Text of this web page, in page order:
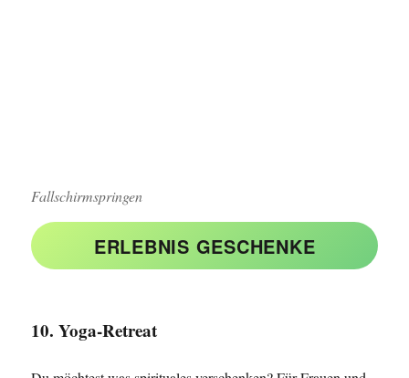
Fallschirmspringen
ERLEBNIS GESCHENKE
10. Yoga-Retreat